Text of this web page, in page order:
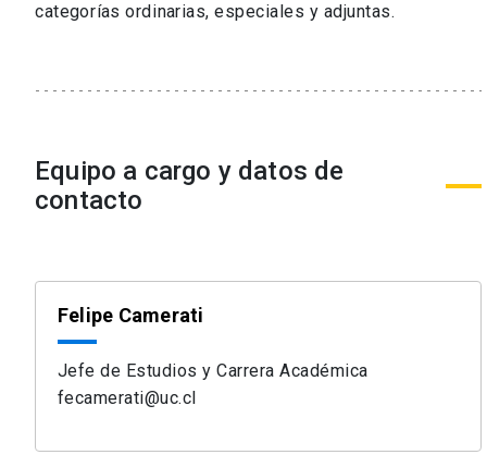
categorías ordinarias, especiales y adjuntas.
Equipo a cargo y datos de
contacto
Felipe Camerati
Jefe de Estudios y Carrera Académica
fecamerati@uc.cl